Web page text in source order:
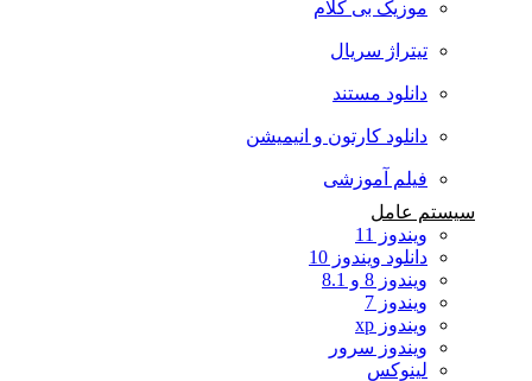
موزیک بی کلام
تیتراژ سریال
دانلود مستند
دانلود کارتون و انیمیشن
فیلم آموزشی
سیستم عامل
ویندوز 11
دانلود ویندوز 10
ویندوز 8 و 8.1
ویندوز 7
ویندوز xp
ویندوز سرور
لینوکس